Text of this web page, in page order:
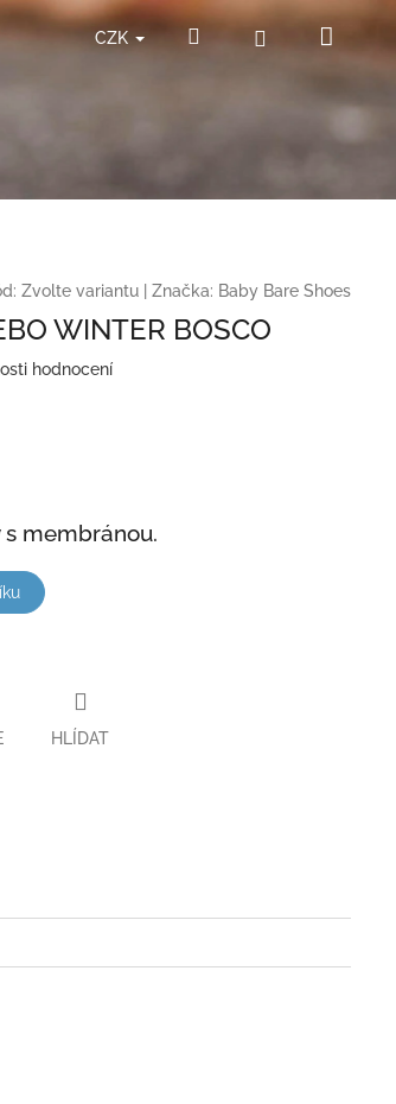
CZK HledatPřihlášení
Zvolte variantu Značka: Baby Bare Shoes
WINTER BOSCO
hodnocení
membránou.
HLÍDAT